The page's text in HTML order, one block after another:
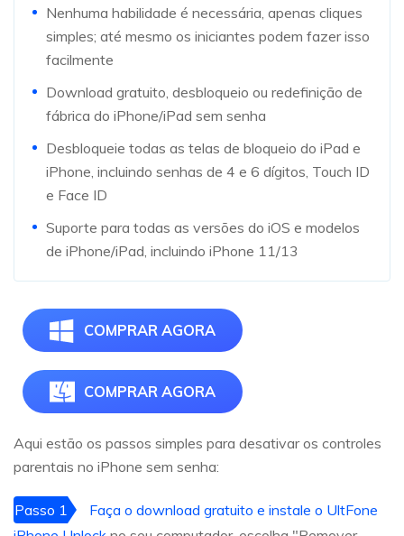
Nenhuma habilidade é necessária, apenas cliques
simples; até mesmo os iniciantes podem fazer isso
facilmente
Download gratuito, desbloqueio ou redefinição de
fábrica do iPhone/iPad sem senha
Desbloqueie todas as telas de bloqueio do iPad e
iPhone, incluindo senhas de 4 e 6 dígitos, Touch ID
e Face ID
Suporte para todas as versões do iOS e modelos
de iPhone/iPad, incluindo iPhone 11/13
COMPRAR AGORA
COMPRAR AGORA
Aqui estão os passos simples para desativar os controles
parentais no iPhone sem senha:
Passo 1
Faça o download gratuito e instale o UltFone